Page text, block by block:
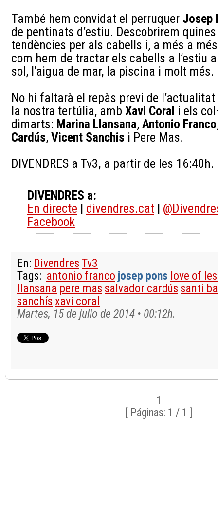
També hem convidat el perruquer Josep
de pentinats d’estiu. Descobrirem
tendències per als cabells i, a més a
com hem de tractar els cabells a l’estiu
sol, l’aigua de mar, la piscina i molt més.
No hi faltarà el repàs previ de
la nostra tertúlia, amb Xavi Coral i els
dimarts: Marina Llansana, Antonio Franco
Cardús, Vicent Sanchis i Pere Mas.
DIVENDRES a Tv3, a partir de les 16:40h.
DIVENDRES a:
En directe | divendres.cat |
Facebook
En: Divendres Tv3
Tags: antonio franco josep pons love of
llansana pere mas salvador cardús santi
sanchís xavi coral
Martes, 15 de julio de 2014 • 00:12h.
1
[ Páginas: 1 / 1 ]